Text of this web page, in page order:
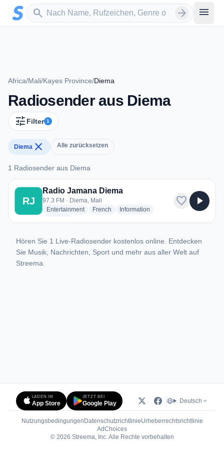
Zum Hauptinhalt springen
search
Sender suchen arrow_forward menu
Africa/Mali/Kayes Province/Diema
Radiosender aus Diema
tune Filter 1
Diema close Alle zurücksetzen
1 Radiosender aus Diema
1 Radiosender aus Diema
RJ
Radio Jamana Diema
97.3 FM · Diema, Mali
Entertainmentradio stations
French radio stations
Information
favorite play_arrow
Hören Sie 1 Live-Radiosender kostenlos online. Entdecken
Sie Musik, Nachrichten, Sport und mehr aus aller Welt auf
Streema.
LADEN IM
App Store
JETZT BEI
Google Play Deutsch
Nutzungsbedingungen DatenschutzrichtlinieUrheberrechtsrichtlinie
AdChoices(öffnet in neuem Tab)
© 2026 Streema, Inc. Alle Rechte vorbehalten